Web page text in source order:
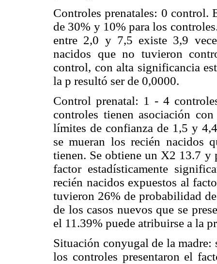
Controles prenatales: 0 control.
de 30% y 10% para los
entre 2,0 y 7,5 existe 3,9
nacidos que no tuvieron
control, con alta significancia
la p resultó ser de 0,0000.
Control prenatal: 1 - 4
controles tienen asociación
límites de confianza de 1,5 y
se mueran los recién nacidos
tienen. Se obtiene un X2 13.7 y
factor estadísticamente
recién nacidos expuestos al
tuvieron 26% de probabilidad
de los casos nuevos que se
el 11.39% puede atribuirse a la
Situación conyugal de la madre:
los controles presentaron el